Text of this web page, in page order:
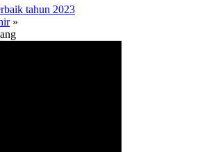
tahun 2023
»